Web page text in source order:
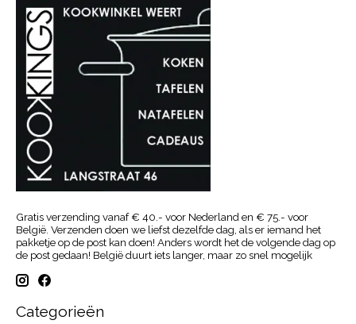
Gratis verzending vanaf € 40.- voor Nederland en € 75.- voor
België. Verzenden doen we liefst dezelfde dag, als er iemand het
pakketje op de post kan doen! Anders wordt het de volgende dag op
de post gedaan! België duurt iets langer, maar zo snel mogelijk
Categorieën